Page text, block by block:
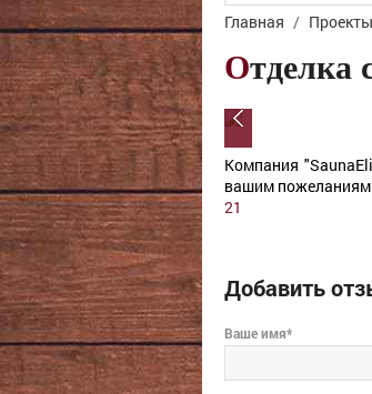
Главная / Проекты
Компания
вашим пожеланиям.
21
Добавить
Ваше имя*